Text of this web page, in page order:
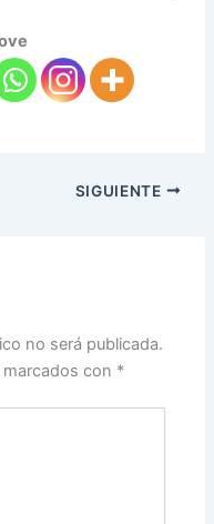
SIGUIENTE
no será publicada.
con *